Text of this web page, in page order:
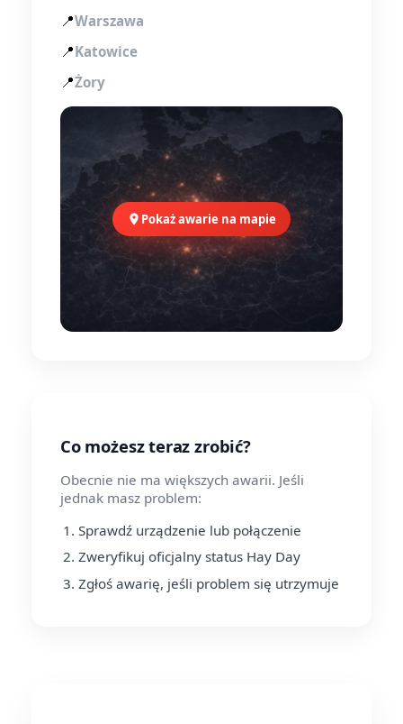
📍Warszawa
📍Katowice
📍Żory
Pokaż awarie na mapie
Co możesz teraz zrobić?
Obecnie nie ma większych awarii. Jeśli
jednak masz problem:
Sprawdź urządzenie lub połączenie
Zweryfikuj oficjalny status Hay Day
Zgłoś awarię, jeśli problem się utrzymuje